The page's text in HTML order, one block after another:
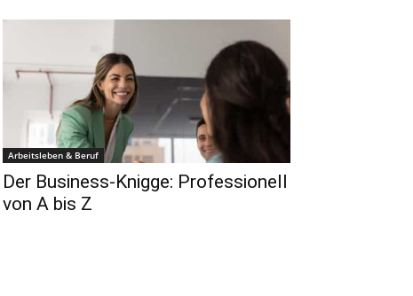
Arbeitsleben & Beruf
Der Business-Knigge: Professionell
von A bis Z